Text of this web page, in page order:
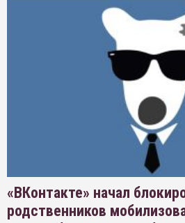
«ВКонтакте» начал
родственников